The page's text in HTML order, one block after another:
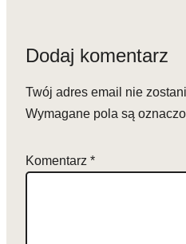
Dodaj komentarz
Twój adres email nie
Wymagane pola są
Komentarz *